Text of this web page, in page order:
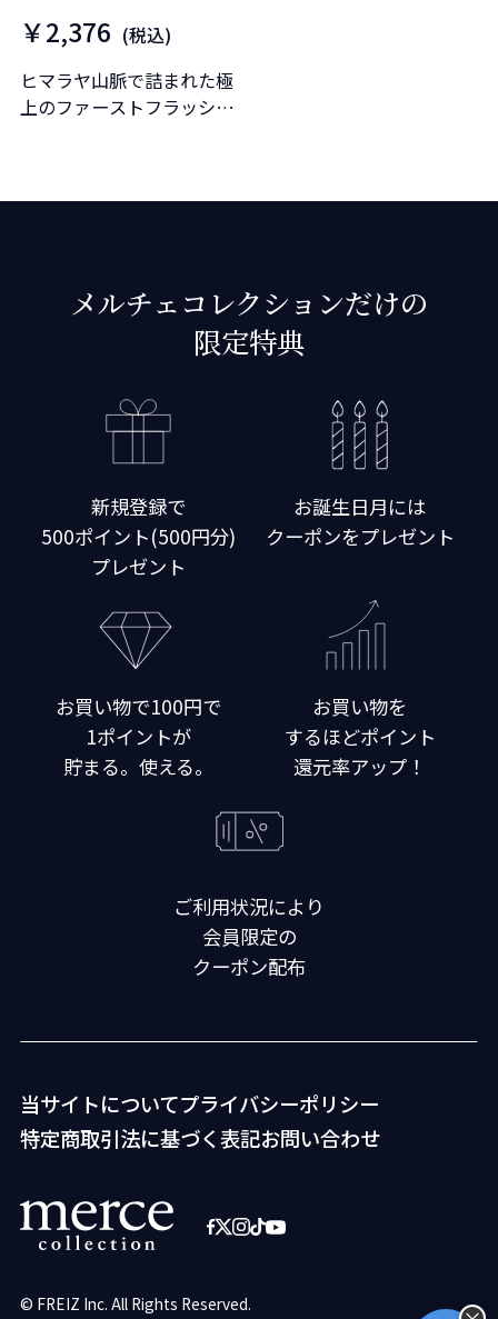
￥2,376 (税込)
ヒマラヤ山脈で詰まれた極
上のファーストフラッシュ
メルチェコレクションだけの
限定特典
新規登録で
500ポイント(500円分)
プレゼント
お誕生日月には
クーポンをプレゼント
お買い物で100円で
1ポイントが
貯まる。使える。
お買い物を
するほどポイント
還元率アップ！
ご利用状況により
会員限定の
クーポン配布
当サイトについてプライバシーポリシー
特定商取引法に基づく表記お問い合わせ
© FREIZ Inc. All Rights Reserved.